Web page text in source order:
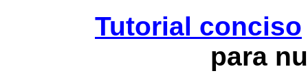
Tutorial conciso
para